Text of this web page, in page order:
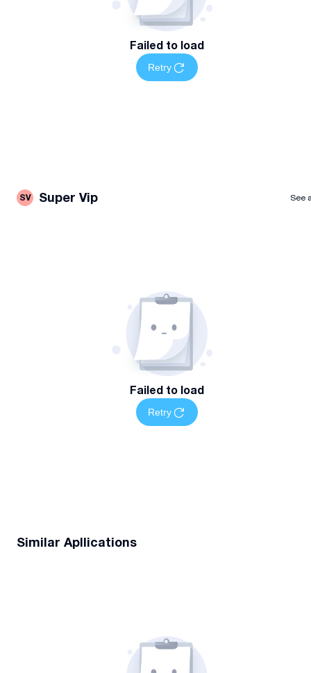
Failed to load
Retry
SV Super Vip See
Failed to load
Retry
Similar Apllications